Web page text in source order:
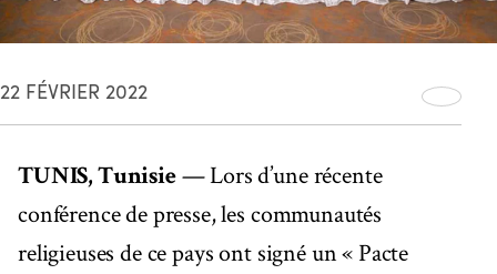
22 FÉVRIER 2022
TUNIS, Tunisie— Lors d’une récente
conférence de presse, les communautés
religieuses de ce pays ont signé un « Pacte